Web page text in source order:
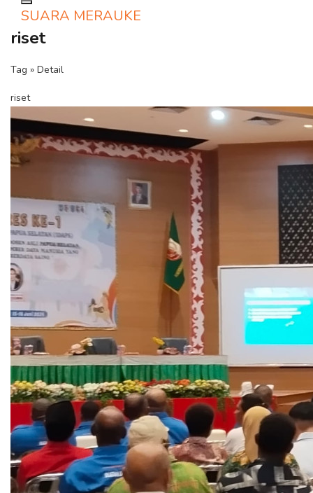
Toggle navigation
SUARA MERAUKE
riset
Tag » Detail
riset